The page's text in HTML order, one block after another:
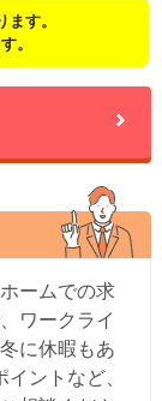
す。
。
ームでの求
ワークライ
に休暇もあ
ントなど、